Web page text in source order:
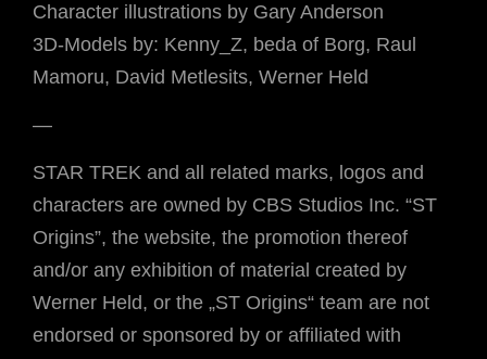
Haben…
Character illustrations by Gary Anderson
3D-Models by: Kenny_Z, beda of Borg, Raul
Mamoru, David Metlesits, Werner Held
—
STAR TREK and all related marks, logos and
characters are owned by CBS Studios Inc. “ST
Origins”, the website, the promotion thereof
and/or any exhibition of material created by
Werner Held, or the „ST Origins“ team are not
endorsed or sponsored by or affiliated with